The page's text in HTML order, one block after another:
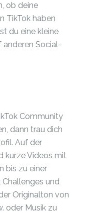
ob deine
TikTok haben
du eine kleine
anderen Social-
Community
dann trau dich
Auf der
kurze Videos mit
bis zu einer
Challenges und
Originalton von
oder Musik zu